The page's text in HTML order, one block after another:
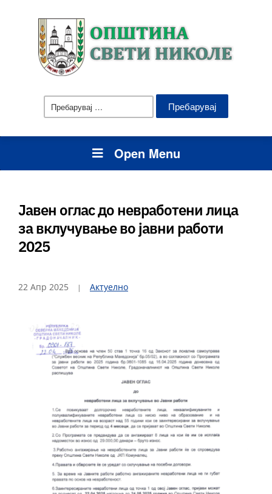
Пребарувај
за:
Open Menu
Јавен оглас до невработени лица
за вклучување во јавни работи
2025
22 Апр 2025 Актуелно